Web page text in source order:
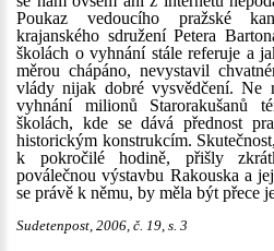
Poukaz vedoucího pražské
krajanského sdružení Petera
školách o vyhnání stále referuje a
měrou chápáno, nevystavil
vlády nijak dobré vysvědčení. Ne
vyhnání milionů Starorakušanů
školách, kde se dává přednost
historickým konstrukcím.
k pokročilé hodině, přišly
poválečnou výstavbu Rakouska a
se právě k němu, by měla být přece
Sudetenpost, 2006, č. 19, s. 3